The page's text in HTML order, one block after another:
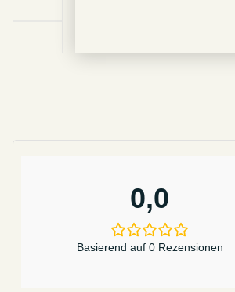
0,0
Basierend auf 0 Rezensionen